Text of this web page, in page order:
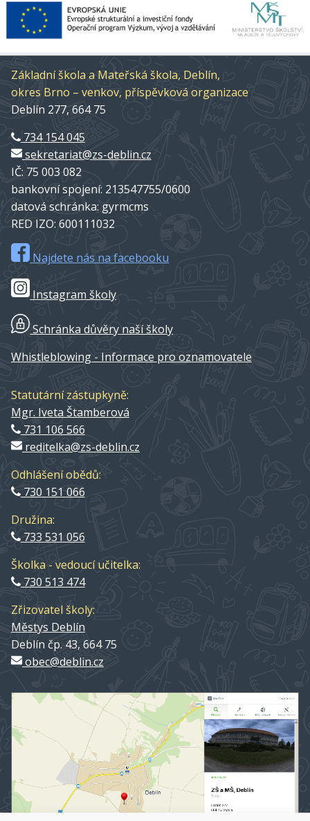
Základní škola a Mateřská škola, Deblín,
okres Brno – venkov, příspěvková organizace
Deblín 277, 664 75
734 154 045
sekretariat@zs-deblin.cz
IČ: 75 003 082
bankovní spojení: 213547755/0600
datová schránka: gyrmcms
RED IZO: 600111032
Najdete nás na facebooku
Instagram školy
Schránka důvěry naší školy
Whistleblowing - Informace pro oznamovatele
Statutární zástupkyně:
Mgr. Iveta Štamberová
731 106 566
reditelka@zs-deblin.cz
Odhlášení obědů:
730 151 066
Družina:
733 531 056
Školka - vedoucí učitelka:
730 513 474
Zřizovatel školy:
Městys Deblín
Deblín čp. 43, 664 75
obec@deblin.cz